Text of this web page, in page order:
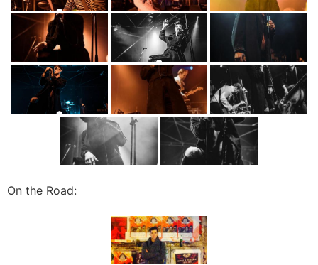
On the Road: